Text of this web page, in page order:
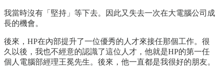
我當時沒有「堅持」等下去。因此又失去一次在大電腦公司成
長的機會。
後來，HP在內部提升了一位優秀的人才來接任那個工作。很
久以後，我也不經意的認識了這位人才，他就是HP的第一任
個人電腦部經理王冕先生。後來，他一直都是我很好的朋友。